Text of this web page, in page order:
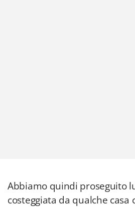
Abbiamo quindi proseguito
costeggiata da qualche casa